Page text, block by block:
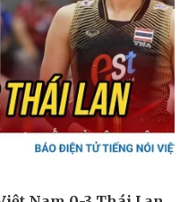
Ô tô - Xe máy
Ô tô
Xe máy
Tư vấn